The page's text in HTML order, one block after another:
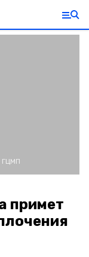
ГЦМП
примет